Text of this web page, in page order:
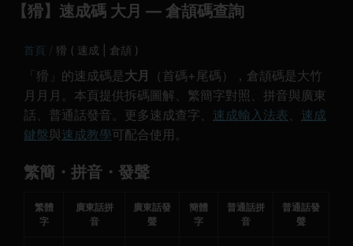
【猾】速成碼 大月 — 倉頡碼查詢
首頁 猾 ( 速成 | 倉頡 )
「猾」的速成碼是 大月
（首碼+尾碼），倉頡碼是大竹
月月月。本頁提供拆碼圖解、繁簡字對照、拼音與廣東
話、普通話發音。更多速成查字、 速成輸入法表、 速成
鍵盤與速成教學可配合使用。
繁簡・拼音・發聲
繁體
字
廣東話拼
音
廣東話發
聲
簡體
字
普通話拼
音
普通話發
聲